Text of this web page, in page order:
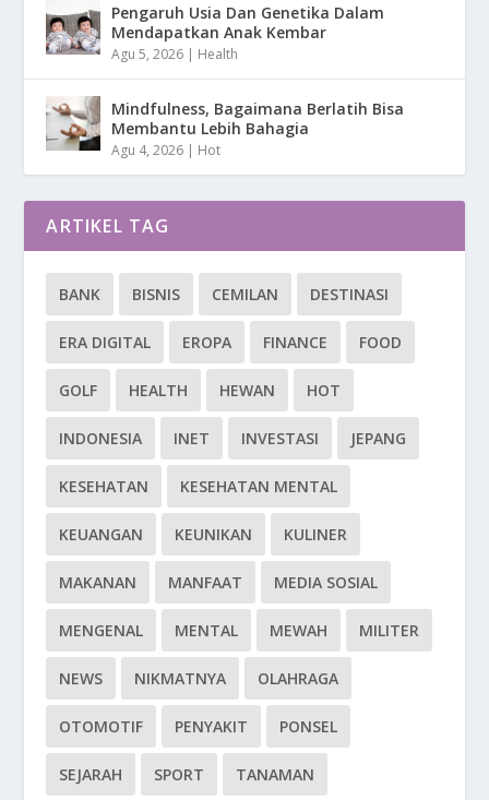
Pengaruh Usia Dan Genetika Dalam
Mendapatkan Anak Kembar
Agu 5, 2026 | Health
Mindfulness, Bagaimana Berlatih Bisa
Membantu Lebih Bahagia
Agu 4, 2026 | Hot
ARTIKEL TAG
BANK BISNIS CEMILAN DESTINASI
ERA DIGITAL EROPA FINANCE FOOD
GOLF HEALTH HEWAN HOT
INDONESIA INET INVESTASI JEPANG
KESEHATAN KESEHATAN MENTAL
KEUANGAN KEUNIKAN KULINER
MAKANAN MANFAAT MEDIA SOSIAL
MENGENAL MENTAL MEWAH MILITER
NEWS NIKMATNYA OLAHRAGA
OTOMOTIF PENYAKIT PONSEL
SEJARAH SPORT TANAMAN